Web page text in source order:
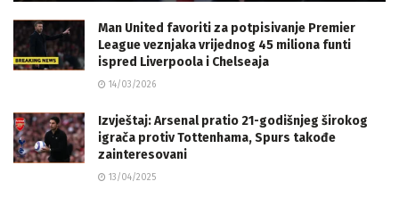
Man United favoriti za potpisivanje Premier
League veznjaka vrijednog 45 miliona funti
ispred Liverpoola i Chelseaja
14/03/2026
Izvještaj: Arsenal pratio 21-godišnjeg širokog
igrača protiv Tottenhama, Spurs takođe
zainteresovani
13/04/2025